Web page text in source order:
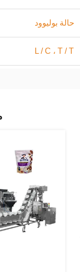
حالة بوليوود
L / C ، T / T